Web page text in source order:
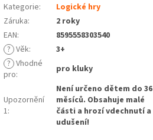
Kategorie:
Logické hry
Záruka:
2 roky
EAN:
8595558303540
? Věk:
3+
? Vhodné
pro: pro kluky
Upozornění
1:
Není určeno dětem do 36
měsíců. Obsahuje malé
části a hrozí vdechnutí a
udušení!